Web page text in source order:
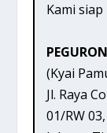
Kami
(Kyai
Jl. Raya
01/RW